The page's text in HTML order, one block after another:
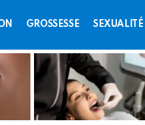
GROSSESSE SEXUALITÉ